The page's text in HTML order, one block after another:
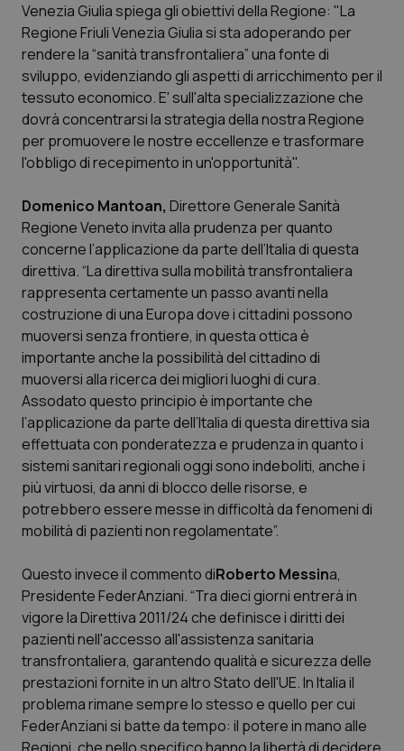
Provincia Autonoma di Bolzano
Provincia Autonoma di Trento
Puglia
Sardegna
Sicilia
Toscana
Umbria
Valle D’Aosta
Veneto
Infezioni & Febbre
Ipertensione & Scompenso
Malattie rare
Malattia di Crohn & Rettocolite Ulcerosa
Neuroscienze & patologie neurodegenerative
Obesità
Oftalmologia
Oncodermatologia
Oncoematologia
Oncologia & Nutrizione
Psoriasi & pelle
Quotidiano Cardiologia
Quotidiano Chirurgia
Quotidiano Oncologia
Quotidiano Pediatria
Rene & patologie urogenitali
Venezia Giulia spiega gli obiettivi della Regione: "La
Regione Friuli Venezia Giulia si sta adoperando per
rendere la “sanità transfrontaliera” una fonte di
sviluppo, evidenziando gli aspetti di arricchimento per il
tessuto economico. E' sull'alta specializzazione che
dovrà concentrarsi la strategia della nostra Regione
per promuovere le nostre eccellenze e trasformare
l'obbligo di recepimento in un'opportunità".
Domenico Mantoan, Direttore Generale Sanità
Regione Veneto invita alla prudenza per quanto
concerne l’applicazione da parte dell’Italia di questa
direttiva. “La direttiva sulla mobilità transfrontaliera
rappresenta certamente un passo avanti nella
costruzione di una Europa dove i cittadini possono
muoversi senza frontiere, in questa ottica è
importante anche la possibilità del cittadino di
muoversi alla ricerca dei migliori luoghi di cura.
Assodato questo principio è importante che
l’applicazione da parte dell’Italia di questa direttiva sia
effettuata con ponderatezza e prudenza in quanto i
sistemi sanitari regionali oggi sono indeboliti, anche i
più virtuosi, da anni di blocco delle risorse, e
potrebbero essere messe in difficoltà da fenomeni di
mobilità di pazienti non regolamentate”.
Questo invece il commento diRoberto Messina,
Presidente FederAnziani. “Tra dieci giorni entrerà in
vigore la Direttiva 2011/24 che definisce i diritti dei
pazienti nell'accesso all'assistenza sanitaria
transfrontaliera, garantendo qualità e sicurezza delle
prestazioni fornite in un altro Stato dell'UE. In Italia il
problema rimane sempre lo stesso e quello per cui
FederAnziani si batte da tempo: il potere in mano alle